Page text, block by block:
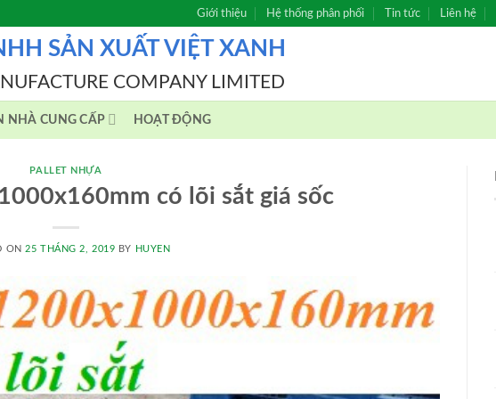
Giới thiệu Hệ thống phân phối Tin tức Liên hệ
SẢN XUẤT VIỆT XANH
COMPANY LIMITED
NHÀ CUNG CẤP HOẠT ĐỘNG
PALLET NHỰA
có lõi sắt giá sốc
ON25 THÁNG 2, 2019 BY HUYEN